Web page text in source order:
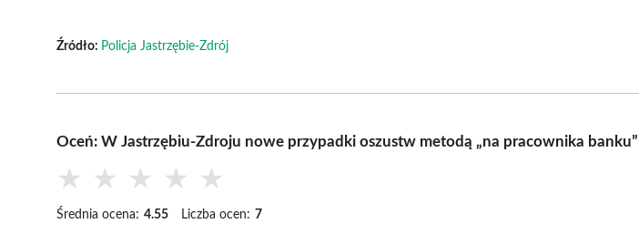
Źródło: Policja Jastrzębie-Zdrój
Oceń: W Jastrzębiu-Zdroju nowe przypadki oszustw metodą „na pracownika banku”
★ ★ ★ ★ ★
Średnia ocena: 4.55 Liczba ocen: 7